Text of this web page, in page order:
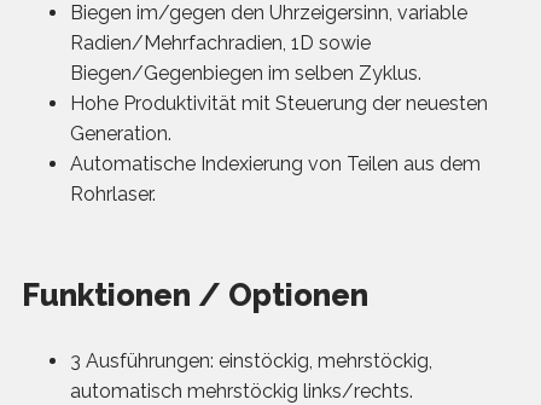
Biegen im/gegen den Uhrzeigersinn, variable
Radien/Mehrfachradien, 1D sowie
Biegen/Gegenbiegen im selben Zyklus.
Hohe Produktivität mit Steuerung der neuesten
Generation.
Automatische Indexierung von Teilen aus dem
Rohrlaser.
Funktionen / Optionen
3 Ausführungen: einstöckig, mehrstöckig,
automatisch mehrstöckig links/rechts.